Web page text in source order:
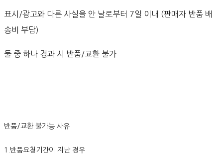
표시/광고와 다른 사실을 안 날로부터 7일 이내 (판매자 반품 배
송비 부담)
둘 중 하나 경과 시 반품/교환 불가
반품/교환 불가능 사유
1.반품요청기간이 지난 경우